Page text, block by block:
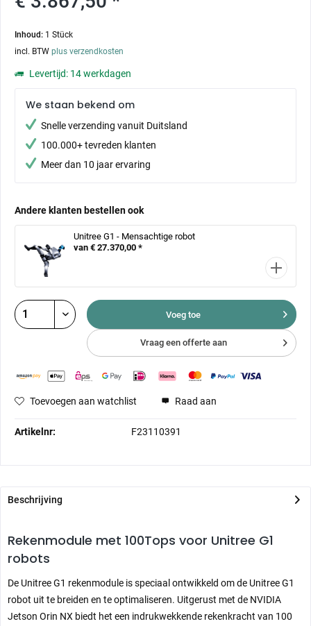
Inhoud: 1 Stück
incl. BTW plus verzendkosten
Levertijd: 14 werkdagen
We staan bekend om
Snelle verzending vanuit Duitsland
100.000+ tevreden klanten
Meer dan 10 jaar ervaring
Andere klanten bestellen ook
Unitree G1 - Mensachtige robot
van € 27.370,00 *
Voeg toe
Vraag een offerte aan
Toevoegen aan watchlist Raad aan
Artikelnr: F23110391
Beschrijving
Rekenmodule met 100Tops voor Unitree G1
robots
De Unitree G1 rekenmodule is speciaal ontwikkeld om de Unitree G1
robot uit te breiden en te optimaliseren. Uitgerust met de NVIDIA
Jetson Orin NX biedt het een indrukwekkende rekenkracht van 100